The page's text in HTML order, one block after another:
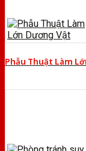
Phẫu Thuật Làm